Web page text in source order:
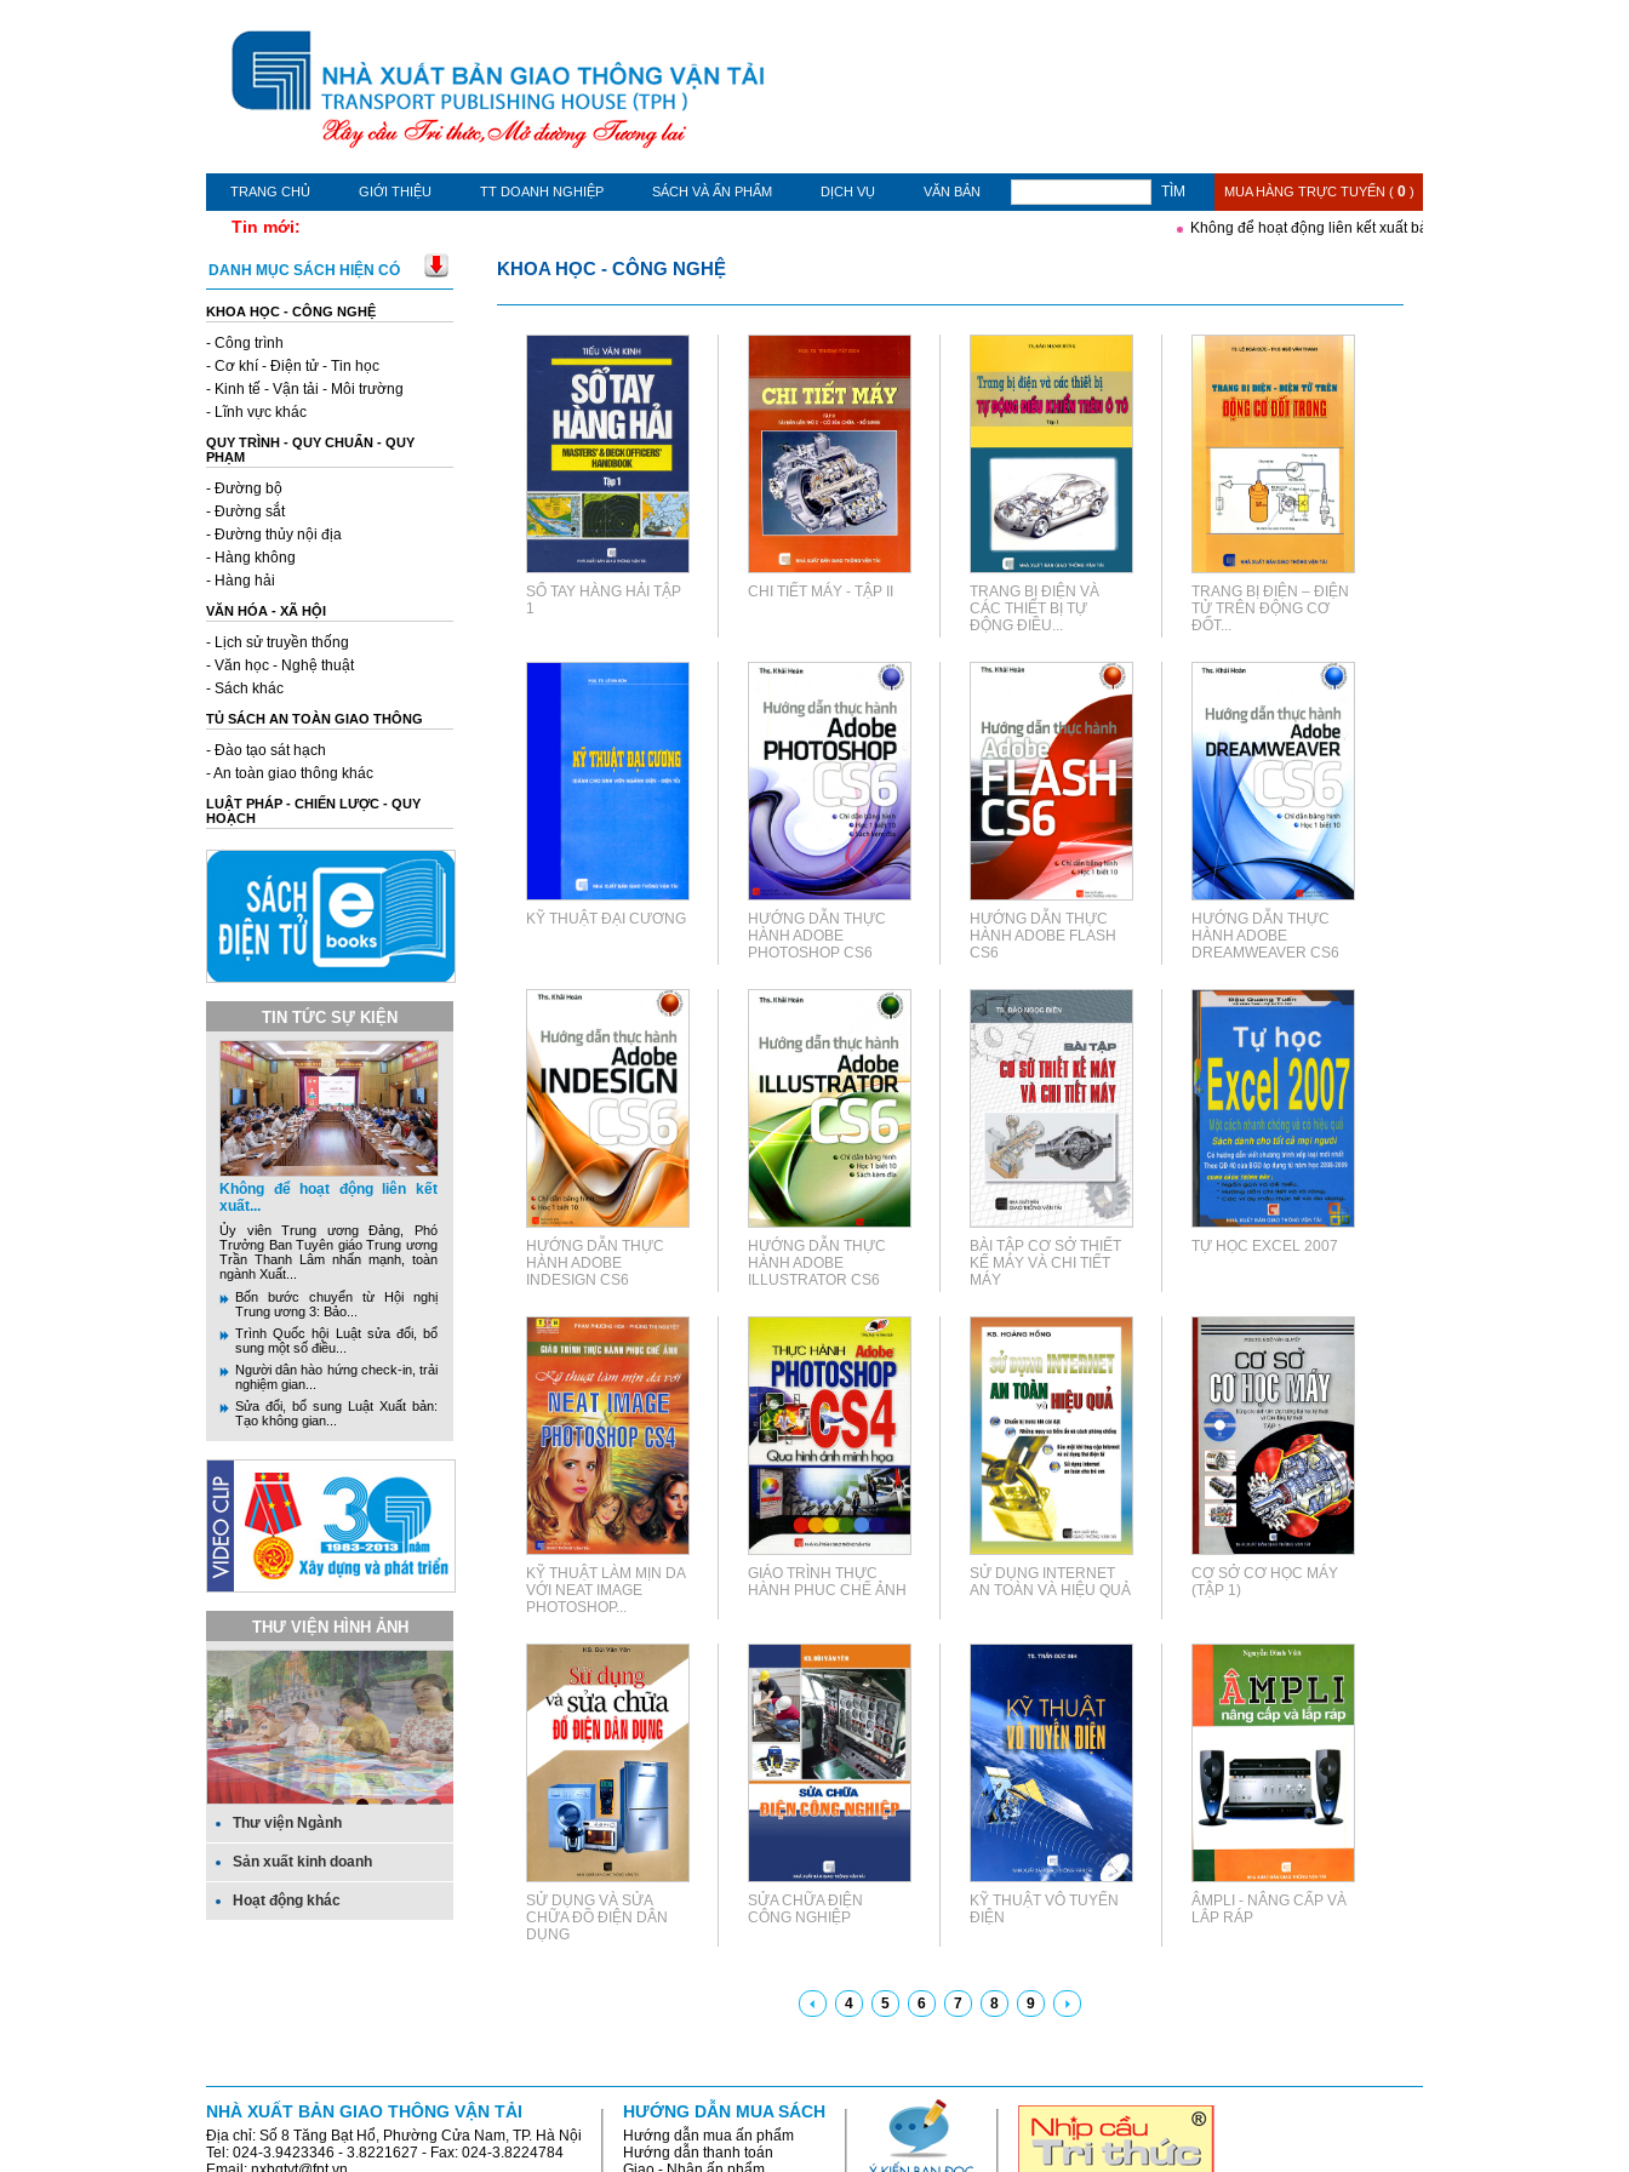
TRANG CHỦ GIỚI THIỆU TT DOANH NGHIỆP SÁCH VÀ ẤN PHẨM DỊCH VỤ VĂN BẢN TÌM MUA HÀNG TRỰC TUYẾN ( 0 )
Tin mới: Không để hoạt động liên kết xuất bản trở thành khoảng trống trong
DANH MỤC SÁCH HIỆN CÓ
KHOA HỌC - CÔNG NGHỆ
- Công trình
- Cơ khí - Điện tử - Tin học
- Kinh tế - Vận tải - Môi trường
- Lĩnh vực khác
QUY TRÌNH - QUY CHUẨN - QUY
PHẠM
- Đường bộ
- Đường sắt
- Đường thủy nội địa
- Hàng không
- Hàng hải
VĂN HÓA - XÃ HỘI
- Lịch sử truyền thống
- Văn học - Nghệ thuật
- Sách khác
TỦ SÁCH AN TOÀN GIAO THÔNG
- Đào tạo sát hạch
- An toàn giao thông khác
LUẬT PHÁP - CHIẾN LƯỢC - QUY
HOẠCH
TIN TỨC SỰ KIỆN
Không để hoạt động liên kết
xuất...
Ủy viên Trung ương Đảng, Phó
Trưởng Ban Tuyên giáo Trung ương
Trần Thanh Lâm nhấn mạnh, toàn
ngành Xuất...
Bốn bước chuyển từ Hội nghị
Trung ương 3: Bảo...
Trình Quốc hội Luật sửa đổi, bổ
sung một số điều...
Người dân hào hứng check-in, trải
nghiệm gian...
Sửa đổi, bổ sung Luật Xuất bản:
Tạo không gian...
THƯ VIỆN HÌNH ẢNH
Thư viện Ngành
Sản xuất kinh doanh
Hoạt động khác
KHOA HỌC - CÔNG NGHỆ
SỔ TAY HÀNG HẢI TẬP
1
CHI TIẾT MÁY - TẬP II
TRANG BỊ ĐIỆN VÀ
CÁC THIẾT BỊ TỰ
ĐỘNG ĐIỀU...
TRANG BỊ ĐIỆN – ĐIỆN
TỬ TRÊN ĐỘNG CƠ
ĐỐT...
KỸ THUẬT ĐẠI CƯƠNG
HƯỚNG DẪN THỰC
HÀNH ADOBE
PHOTOSHOP CS6
HƯỚNG DẪN THỰC
HÀNH ADOBE FLASH
CS6
HƯỚNG DẪN THỰC
HÀNH ADOBE
DREAMWEAVER CS6
HƯỚNG DẪN THỰC
HÀNH ADOBE
INDESIGN CS6
HƯỚNG DẪN THỰC
HÀNH ADOBE
ILLUSTRATOR CS6
BÀI TẬP CƠ SỞ THIẾT
KẾ MÁY VÀ CHI TIẾT
MÁY
TỰ HỌC EXCEL 2007
KỸ THUẬT LÀM MỊN DA
VỚI NEAT IMAGE
PHOTOSHOP...
GIÁO TRÌNH THỰC
HÀNH PHUC CHẾ ẢNH
SỬ DỤNG INTERNET
AN TOÀN VÀ HIỆU QUẢ
CƠ SỞ CƠ HỌC MÁY
(TẬP 1)
SỬ DỤNG VÀ SỬA
CHỮA ĐỒ ĐIỆN DÂN
DỤNG
SỬA CHỮA ĐIỆN
CÔNG NGHIỆP
KỸ THUẬT VÔ TUYẾN
ĐIỆN
ÂMPLI - NÂNG CẤP VÀ
LẮP RÁP
4 5 6 7 8 9
NHÀ XUẤT BẢN GIAO THÔNG VẬN TẢI
Địa chỉ: Số 8 Tăng Bạt Hổ, Phường Cửa Nam, TP. Hà Nội
Tel: 024-3.9423346 - 3.8221627 - Fax: 024-3.8224784
HƯỚNG DẪN MUA SÁCH
Hướng dẫn mua ấn phẩm
Hướng dẫn thanh toán